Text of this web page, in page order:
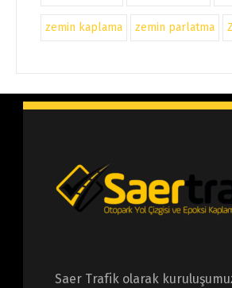
zemin kaplama zemin parlatma
Saer Trafik olarak